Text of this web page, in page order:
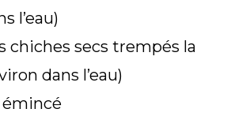
l’eau)
chiches secs trempés la
dans l’eau)
émincé